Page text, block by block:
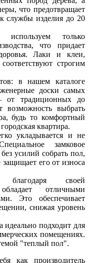
что предотвращает
службы изделия до 20
используем только
что придает
Лаки и клеи,
строгим
в нашем каталоге
доски самых
от традиционных до
возможность выбрать
будь то комфортный
квартира.
укладывается и не
замковое
усилий собрать пол,
его от износа
благодаря своей
отличными
Это обеспечивает
снижая уровень
идеально подходит для
помещениях.
"теплый пол".
как производитель